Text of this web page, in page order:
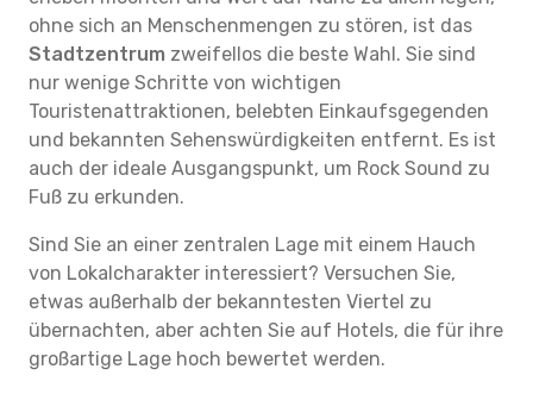
ohne sich an Menschenmengen zu stören, ist das
Stadtzentrum zweifellos die beste Wahl. Sie sind
nur wenige Schritte von wichtigen
Touristenattraktionen, belebten Einkaufsgegenden
und bekannten Sehenswürdigkeiten entfernt. Es ist
auch der ideale Ausgangspunkt, um Rock Sound zu
Fuß zu erkunden.
Sind Sie an einer zentralen Lage mit einem Hauch
von Lokalcharakter interessiert? Versuchen Sie,
etwas außerhalb der bekanntesten Viertel zu
übernachten, aber achten Sie auf Hotels, die für ihre
großartige Lage hoch bewertet werden.